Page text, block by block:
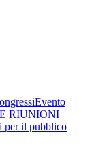
RIUNIONI
per il pubblico